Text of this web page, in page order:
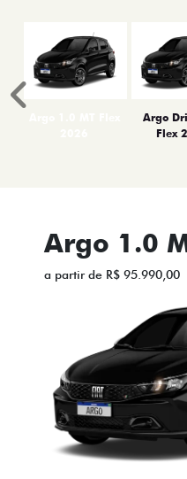
Argo
Flex
Anterior
Argo 1.0
a partir de R$ 95.990,00